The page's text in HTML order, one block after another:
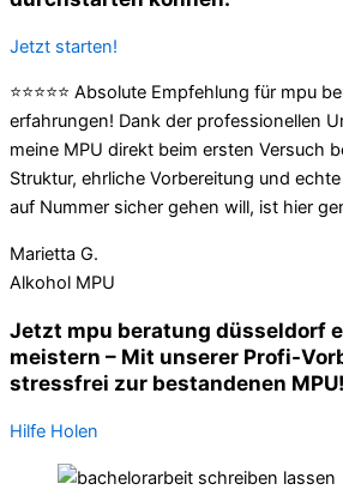
Jetzt starten!
⭐⭐⭐⭐⭐ Absolute Empfehlung für mpu
erfahrungen! Dank der professionellen
meine MPU direkt beim ersten Versuch
Struktur, ehrliche Vorbereitung und
auf Nummer sicher gehen will, ist hier
Marietta G.
Alkohol MPU
Jetzt mpu beratung düsseldorf
meistern – Mit unserer Profi-
stressfrei zur bestandenen MPU!
Hilfe Holen